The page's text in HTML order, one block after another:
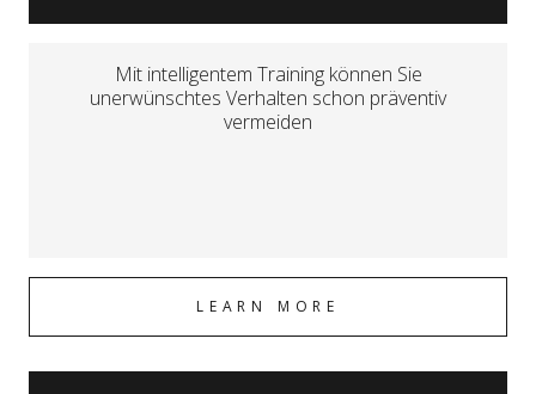
Mit intelligentem Training können Sie
unerwünschtes Verhalten schon präventiv
vermeiden
LEARN MORE